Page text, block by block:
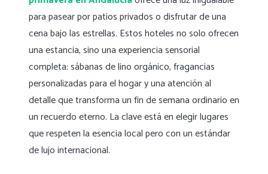
para pasear por patios privados o disfrutar de una
cena bajo las estrellas. Estos hoteles no solo ofrecen
una estancia, sino una experiencia sensorial
completa: sábanas de lino orgánico, fragancias
personalizadas para el hogar y una atención al
detalle que transforma un fin de semana ordinario en
un recuerdo eterno. La clave está en elegir lugares
que respeten la esencia local pero con un estándar
de lujo internacional.